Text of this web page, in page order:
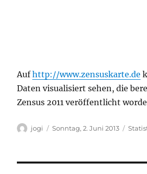
Aufhttp://www.zensuskarte.de
Daten visualisiert sehen, die
Zensus 2011 veröffentlicht
Autor
jogi
Veröffentlicht
Sonntag, 2. Juni 2013